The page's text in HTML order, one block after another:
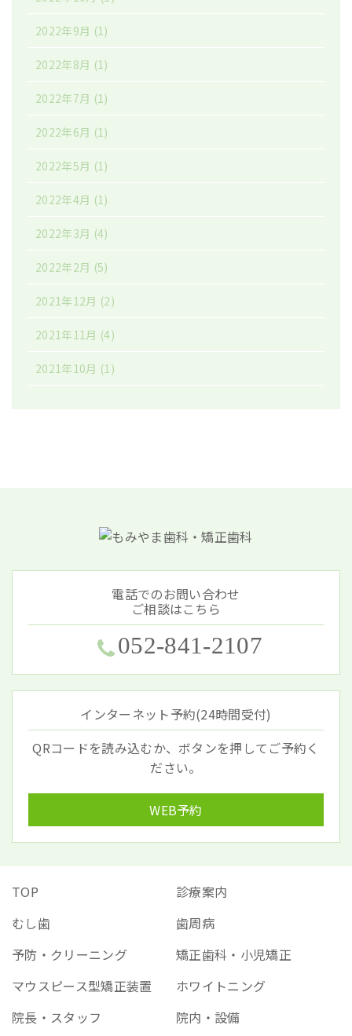
2022年9月 (1)
2022年8月 (1)
2022年7月 (1)
2022年6月 (1)
2022年5月 (1)
2022年4月 (1)
2022年3月 (4)
2022年2月 (5)
2021年12月 (2)
2021年11月 (4)
2021年10月 (1)
電話でのお問い合わせ
ご相談はこちら
052-841-2107
インターネット予約(24時間受付)
QRコードを読み込むか、ボタンを押してご予約く
ださい。
WEB予約
TOP
診療案内
むし歯
歯周病
予防・クリーニング
矯正歯科・小児矯正
マウスピース型矯正装置
ホワイトニング
院長・スタッフ
院内・設備